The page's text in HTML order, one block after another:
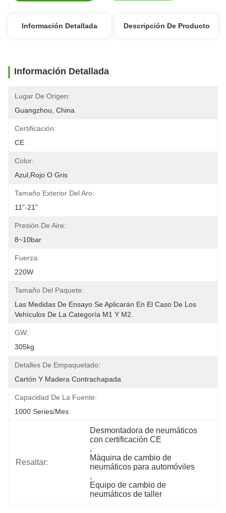
Información Detallada Descripción De Producto
Información Detallada
Lugar De Origen:
Guangzhou, China
Certificación:
CE
Color:
Azul,rojo O Gris
Tamaño Exterior Del Aro:
11"-21"
Presión De Aire:
8~10bar
Fuerza:
220W
Tamaño Del Paquete:
Las Medidas De Ensayo Se Aplicarán En El Caso De Los
Vehículos De La Categoría M1 Y M2.
GW:
305kg
Detalles De Empaquetado:
Cartón Y Madera Contrachapada
Capacidad De La Fuente:
1000 Series/mes
Resaltar:
Desmontadora de neumáticos
con certificación CE
,
Máquina de cambio de
neumáticos para automóviles
,
Equipo de cambio de
neumáticos de taller